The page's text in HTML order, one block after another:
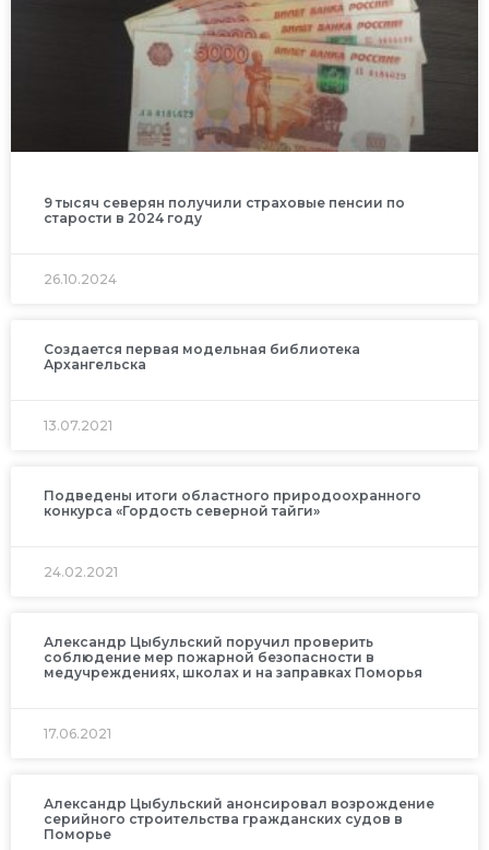
9 тысяч северян получили страховые пенсии по
старости в 2024 году
26.10.2024
Создается первая модельная библиотека
Архангельска
13.07.2021
Подведены итоги областного природоохранного
конкурса «Гордость северной тайги»
24.02.2021
Александр Цыбульский поручил проверить
соблюдение мер пожарной безопасности в
медучреждениях, школах и на заправках Поморья
17.06.2021
Александр Цыбульский анонсировал возрождение
серийного строительства гражданских судов в
Поморье